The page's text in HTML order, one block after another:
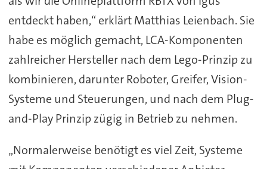
entdeckt haben,“ erklärt Matthias Leienbach. Sie
habe es möglich gemacht, LCA-Komponenten
zahlreicher Hersteller nach dem Lego-Prinzip zu
kombinieren, darunter Roboter, Greifer, Vision-
Systeme und Steuerungen, und nach dem Plug-
and-Play Prinzip zügig in Betrieb zu nehmen.
„Normalerweise benötigt es viel Zeit, Systeme